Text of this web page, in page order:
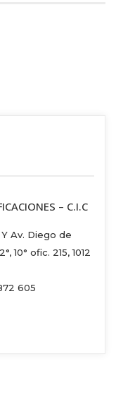
– C.I.C
Av. Diego de
10° ofic. 215, 1012
605